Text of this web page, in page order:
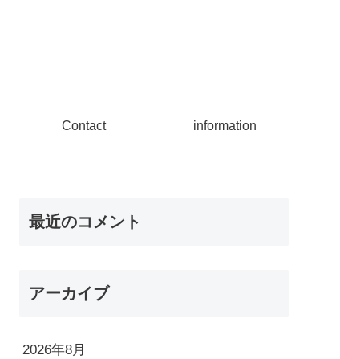
Contact information
最近のコメント
アーカイブ
2026年8月